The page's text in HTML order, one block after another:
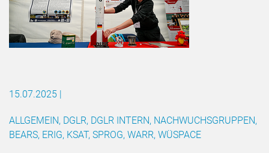
15.07.2025 |
ALLGEMEIN, DGLR, DGLR INTERN, NACHWUCHSGRUPPEN,
BEARS, ERIG, KSAT, SPROG, WARR, WÜSPACE